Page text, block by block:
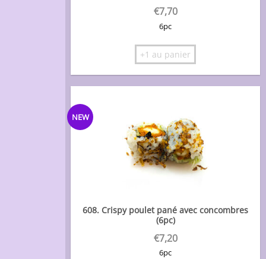
€7,70
6pc
+1 au panier
NEW
608. Crispy poulet pané avec concombres
(6pc)
€7,20
6pc